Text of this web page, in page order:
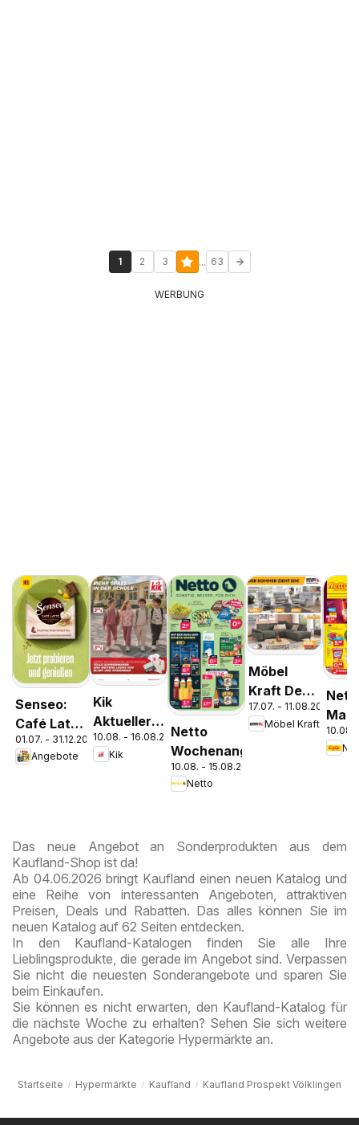
1 2 3 ... 63
WERBUNG
Senseo:
Café Latte
Dubai
Chocolate
01.07. - 31.12.2026
Angebote
Kik
Aktueller
Prospekt
10.08. - 16.08.2026
Kik
Netto
Wochenangebote
10.08. - 15.08.2026
Netto
Möbel
Kraft Der
Sommer
zieht ein!
17.07. - 11.08.2026
Möbel Kraft
10.08.
Das neue Angebot an Sonderprodukten aus dem
Kaufland-Shop ist da!
Ab 04.06.2026 bringt Kaufland einen neuen Katalog und
eine Reihe von interessanten Angeboten, attraktiven
Preisen, Deals und Rabatten. Das alles können Sie im
neuen Katalog auf 62 Seiten entdecken.
In den Kaufland-Katalogen finden Sie alle Ihre
Lieblingsprodukte, die gerade im Angebot sind. Verpassen
Sie nicht die neuesten Sonderangebote und sparen Sie
beim Einkaufen.
Sie können es nicht erwarten, den Kaufland-Katalog für
die nächste Woche zu erhalten? Sehen Sie sich weitere
Angebote aus der Kategorie Hypermärkte an.
Startseite Hypermärkte Kaufland Kaufland Prospekt Völklingen